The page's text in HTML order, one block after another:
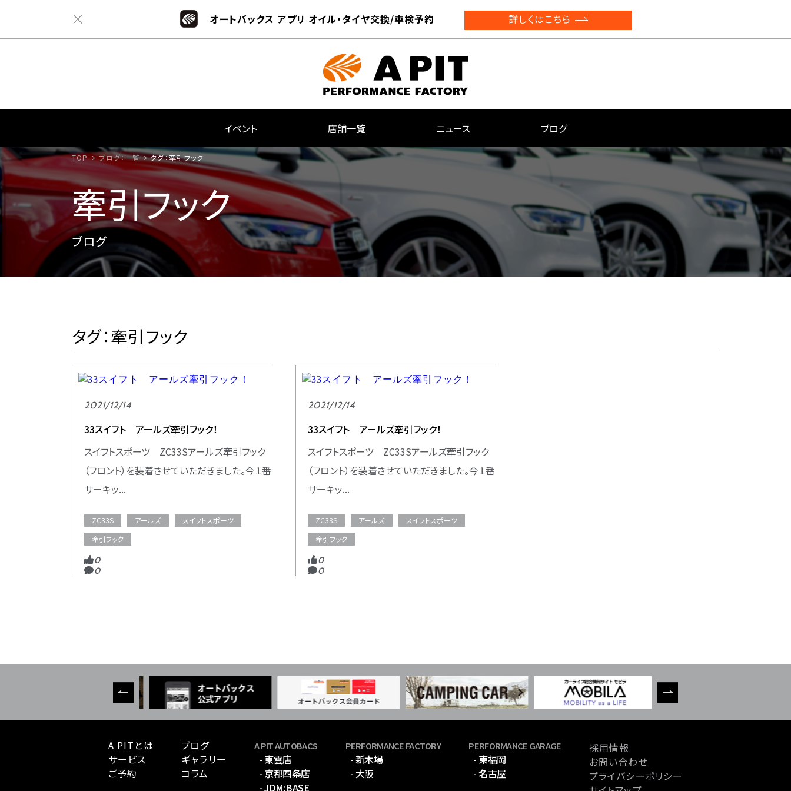
オートバックス アプリ オイル・タイヤ交換/車検予約 詳しくはこちら
イベント 店舗一覧 ニュース ブログ
TOP ブログ：一覧 タグ：牽引フック
牽引フック
ブログ
タグ：牽引フック
2021/12/14
33スイフト アールズ牽引フック！
スイフトスポーツ ZC33Sアールズ牽引フック
（フロント）を装着させていただきました。今１番
サーキッ...
ZC33S アールズ
スイフトスポーツ
牽引フック
0
0
2021/12/14
33スイフト アールズ牽引フック！
スイフトスポーツ ZC33Sアールズ牽引フック
（フロント）を装着させていただきました。今１番
サーキッ...
ZC33S アールズ
スイフトスポーツ
牽引フック
0
0
A PITとは
サービス
ご予約
ブログ
ギャラリー
コラム
A PIT AUTOBACS
- 東雲店
- 京都四条店
- JDM:BASE
PERFORMANCE FACTORY
- 新木場
- 大阪
PERFORMANCE GARAGE
- 東福岡
- 名古屋
採用情報
お問い合わせ
プライバシーポリシー